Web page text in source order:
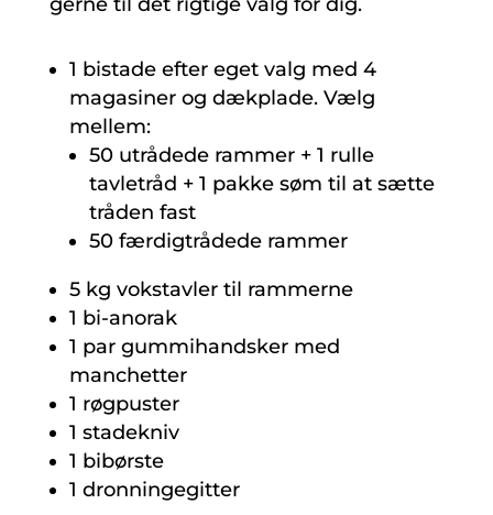
1 bistade efter eget valg med 4
magasiner og dækplade. Vælg
mellem:
50 utrådede rammer + 1 rulle
tavletråd + 1 pakke søm til at sætte
tråden fast
50 færdigtrådede rammer
5 kg vokstavler til rammerne
1 bi-anorak
1 par gummihandsker med
manchetter
1 røgpuster
1 stadekniv
1 bibørste
1 dronningegitter